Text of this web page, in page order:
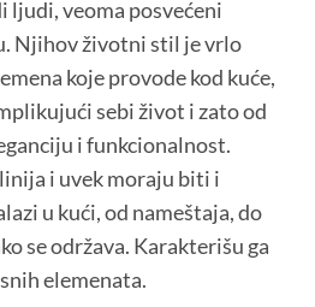
veoma posvećeni
Njihov životni stil je vrlo
koje provode kod kuće,
sebi život i zato od
i funkcionalnost.
i uvek moraju biti i
u kući, od nameštaja, do
se održava. Karakterišu ga
elemenata.